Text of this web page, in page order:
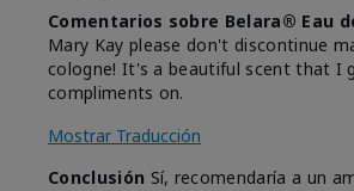
Comentarios sobre Belara® Eau
Mary Kay please don't discontinue
cologne! It's a beautiful scent that I
compliments on.
Mostrar Traducción
Conclusión Sí, recomendaría a un